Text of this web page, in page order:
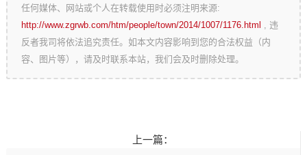
任何媒体、网站或个人在转载使用时必须注明来源:
http://www.zgrwb.com/htm/people/town/2014/1007/1176.html , 违
反者我司将依法追究责任。如本文内容影响到您的合法权益（内
容、图片等），请及时联系本站，我们会及时删除处理。
上一篇：